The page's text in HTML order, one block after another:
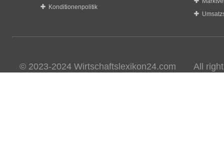
Konditionenpolitik
© 2023-2024 Wirtschaftslexikon24.com All